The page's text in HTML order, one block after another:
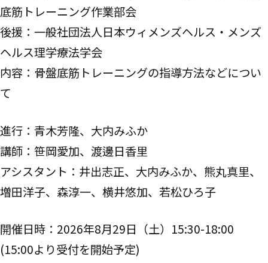
底筋トレーニング作業部会
後援： 一般社団法人日本ウィメンズヘルス・メンズ
ヘルス理学療法学会
内容：骨盤底筋トレーニングの指導方法などについ
て
進行：青木芳隆、大内みふか
講師： 笹岡愛加、渡邊日香里
アシスタント： 井出志正、大内みふか、熊丸真里、
増田洋子、森淳一、横井悠加、若松ひろ子
開催日時：2026年8月29日（土）15:30-18:00
(15:00より受付を開始予定)